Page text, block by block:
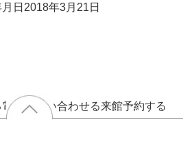
日 2018年3月21日
電話で問い合わせる来館予約する